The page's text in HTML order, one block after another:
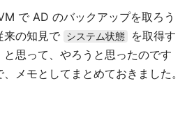
で AD のバックアップを取ろう
来の知見で
システム状態
を取得す
思って、やろうと思ったのです
メモとしてまとめておきました。